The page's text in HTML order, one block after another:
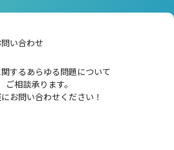
問い合わせ
するあらゆる問題について
ご相談承ります。
お問い合わせください！